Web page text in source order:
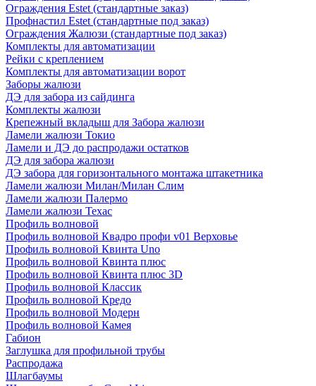
Ограждения Estet (стандартные заказ)
Профнастил Estet (стандартные под заказ)
Ограждения Жалюзи (стандартные под заказ)
Комплекты для автоматизации
Рейки с креплением
Комплекты для автоматизации ворот
Заборы жалюзи
ДЭ для забора из сайдинга
Комплекты жалюзи
Крепежный вкладыш для Забора жалюзи
Ламели жалюзи Токио
Ламели и ДЭ до распродажи остатков
ДЭ для забора жалюзи
ДЭ забора для горизонтального монтажа штакетника
Ламели жалюзи Милан/Милан Слим
Ламели жалюзи Палермо
Ламели жалюзи Техас
Профиль волновой
Профиль волновой Квадро профи v01 Верховье
Профиль волновой Квинта Uno
Профиль волновой Квинта плюс
Профиль волновой Квинта плюс 3D
Профиль волновой Классик
Профиль волновой Кредо
Профиль волновой Модерн
Профиль волновой Камея
Габион
Заглушка для профильной трубы
Распродажа
Шлагбаумы